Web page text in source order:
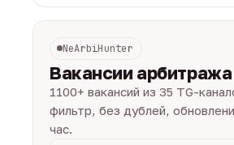
NeArbiHunter
Вакансии арбитража
1100+ вакансий из 35 TG-
фильтр, без дублей,
час.